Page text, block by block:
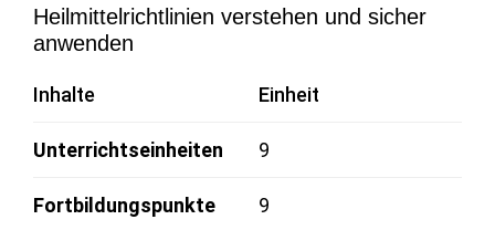
Heilmittelrichtlinien verstehen und sicher
anwenden
Inhalte Einheit
Unterrichtseinheiten 9
Fortbildungspunkte 9